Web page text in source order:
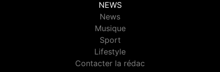
NEWS
News
Musique
Sport
Lifestyle
Contacter la rédac